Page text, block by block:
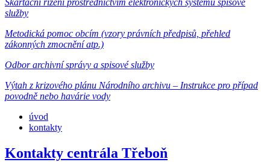
Skartační řízení prostřednictvím elektronických systémů spisové
služby
Metodická pomoc obcím (vzory právních předpisů, přehled
zákonných zmocnění atp.)
Odbor archivní správy a spisové služby
Výtah z krizového plánu Národního archivu – Instrukce pro případ
povodně nebo havárie vody
úvod
kontakty
Kontakty centrála Třeboň